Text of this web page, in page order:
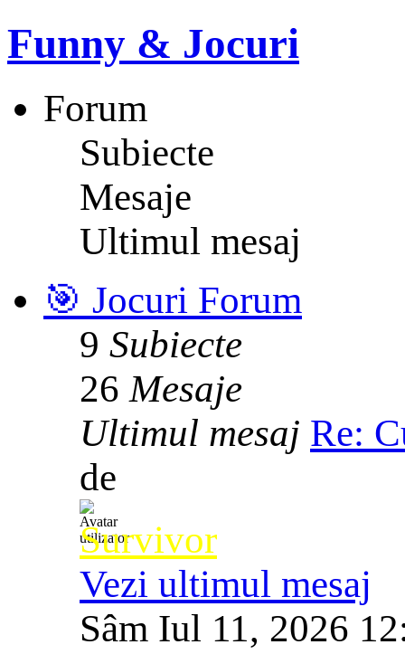
Funny & Jocuri
Forum
Subiecte
Mesaje
Ultimul mesaj
🎯 Jocuri Forum
9 Subiecte
26 Mesaje
Ultimul mesaj Re:
de
Survivor
Vezi ultimul mesaj
Sâm Iul 11, 2026